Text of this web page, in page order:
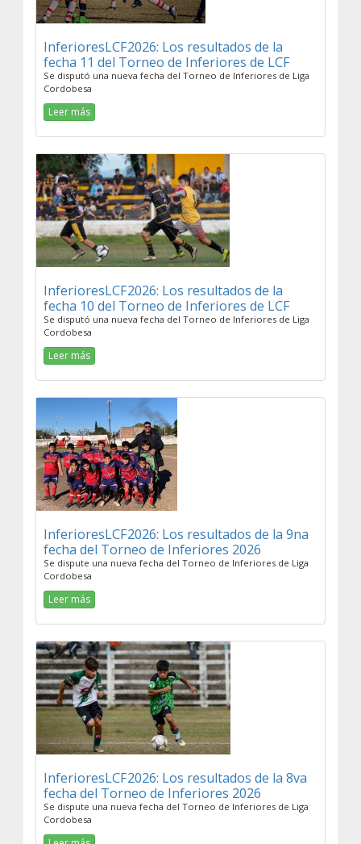
InferioresLCF2026: Los resultados de la
fecha 11 del Torneo de Inferiores de LCF
Se disputó una nueva fecha del Torneo de Inferiores de Liga
Cordobesa
Leer más
InferioresLCF2026: Los resultados de la
fecha 10 del Torneo de Inferiores de LCF
Se disputó una nueva fecha del Torneo de Inferiores de Liga
Cordobesa
Leer más
InferioresLCF2026: Los resultados de la 9na
fecha del Torneo de Inferiores 2026
Se dispute una nueva fecha del Torneo de Inferiores de Liga
Cordobesa
Leer más
InferioresLCF2026: Los resultados de la 8va
fecha del Torneo de Inferiores 2026
Se dispute una nueva fecha del Torneo de Inferiores de Liga
Cordobesa